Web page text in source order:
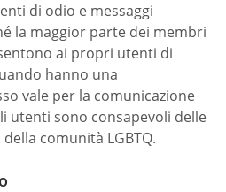
di odio e messaggi
la maggior parte dei membri
ai propri utenti di
hanno una
vale per la comunicazione
utenti sono consapevoli delle
comunità LGBTQ.